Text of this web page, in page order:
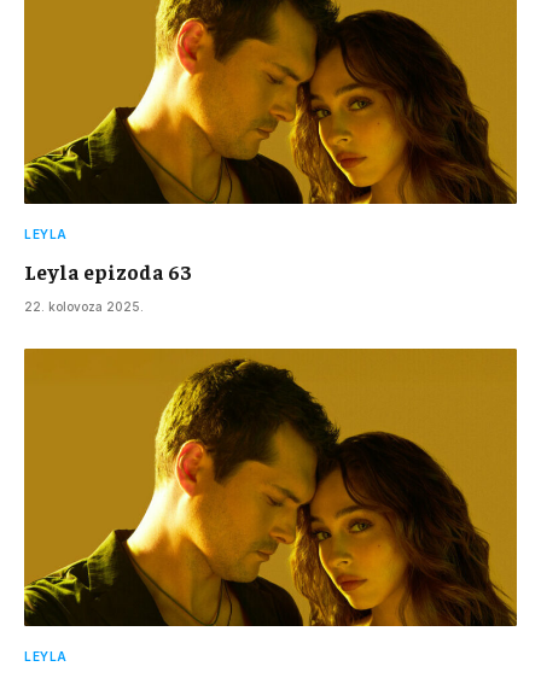
LEYLA
Leyla epizoda 63
22. kolovoza 2025.
LEYLA